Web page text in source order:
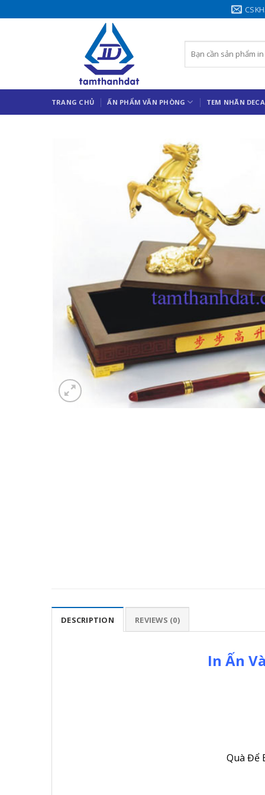
đến
for:
TRANG CHỦ ẤN PHẨM VĂN PHÒNG TEM NHÃN
DESCRIPTION REVIEWS (0)
In Ấn
Quà Để